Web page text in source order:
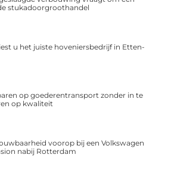
stukadoorgroothandel
u het juiste hoveniersbedrijf in Etten-
op goederentransport zonder in te
op kwaliteit
voorop bij een Volkswagen
nabij Rotterdam